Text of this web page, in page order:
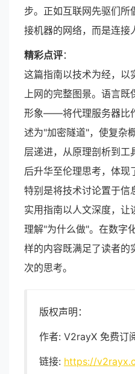
步。正如互联网先驱们所
接机器的网络，而是连接
精彩点评：
这篇指南以技术为经，以
上网的完整图景。语言既
形象——将代理服务器比
述为"加密隧道"，使复杂
层递进，从原理剖析到工
后升华至伦理思考，体现
特别是将技术讨论置于信
实用指南以人文深度，让
理解"为什么做"。在数字
样的内容既满足了读者的
次的思考。
版权声明：
作者: V2rayX 免费订
链接: https://